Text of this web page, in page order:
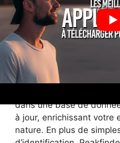
Navigation de sommet
en sommet
L’investissement dans
dans une base de
à jour, enrichissant votre
nature. En plus de